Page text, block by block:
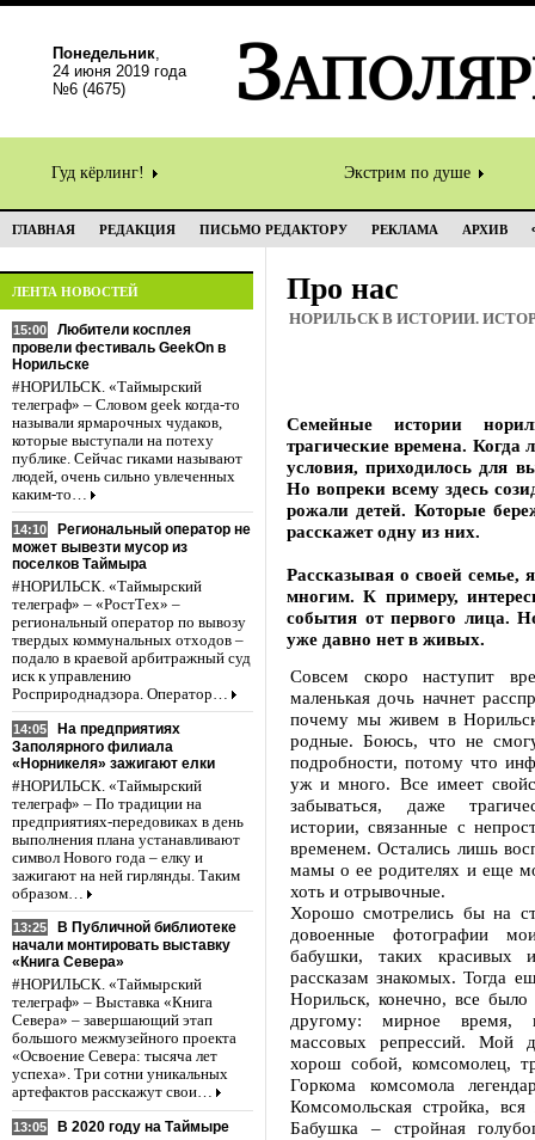
Понедельник,
24 июня 2019 года
№6 (4675)
Гуд кёрлинг! Экстрим по душе
ГЛАВНАЯ РЕДАКЦИЯ ПИСЬМО РЕДАКТОРУ РЕКЛАМА АРХИВ
ЛЕНТА НОВОСТЕЙ
15:00
Любители косплея
провели фестиваль GeekOn в
Норильске
#НОРИЛЬСК. «Таймырский
телеграф» – Словом geek когда-то
называли ярмарочных чудаков,
которые выступали на потеху
публике. Сейчас гиками называют
людей, очень сильно увлеченных
каким-то…
14:10
Региональный оператор не
может вывезти мусор из
поселков Таймыра
#НОРИЛЬСК. «Таймырский
телеграф» – «РостТех» –
региональный оператор по вывозу
твердых коммунальных отходов –
подало в краевой арбитражный суд
иск к управлению
Росприроднадзора. Оператор…
14:05
На предприятиях
Заполярного филиала
«Норникеля» зажигают елки
#НОРИЛЬСК. «Таймырский
телеграф» – По традиции на
предприятиях-передовиках в день
выполнения плана устанавливают
символ Нового года – елку и
зажигают на ней гирлянды. Таким
образом…
13:25
В Публичной библиотеке
начали монтировать выставку
«Книга Севера»
#НОРИЛЬСК. «Таймырский
телеграф» – Выставка «Книга
Севера» – завершающий этап
большого межмузейного проекта
«Освоение Севера: тысяча лет
успеха». Три сотни уникальных
артефактов расскажут свои…
13:05
В 2020 году на Таймыре
Про нас
НОРИЛЬСК В ИСТОРИИ.
Семейные истории
трагические времена. Когда
условия, приходилось для
Но вопреки всему здесь
рожали детей. Которые
расскажет одну из них.
Рассказывая о своей семье,
многим. К примеру,
события от первого лица.
уже давно нет в живых.
Совсем скоро наступит
маленькая дочь начнет
почему мы живем в
родные. Боюсь, что не
подробности, потому что
уж и много. Все имеет
забываться, даже
истории, связанные с
временем. Остались лишь
мамы о ее родителях и еще
хоть и отрывочные.
Хорошо смотрелись бы на
довоенные фотографии
бабушки, таких красивых
рассказам знакомых. Тогда
Норильск, конечно, все
другому: мирное
массовых репрессий. Мой
хорош собой, комсомолец,
Горкома комсомола
Комсомольская стройка,
Бабушка – стройная